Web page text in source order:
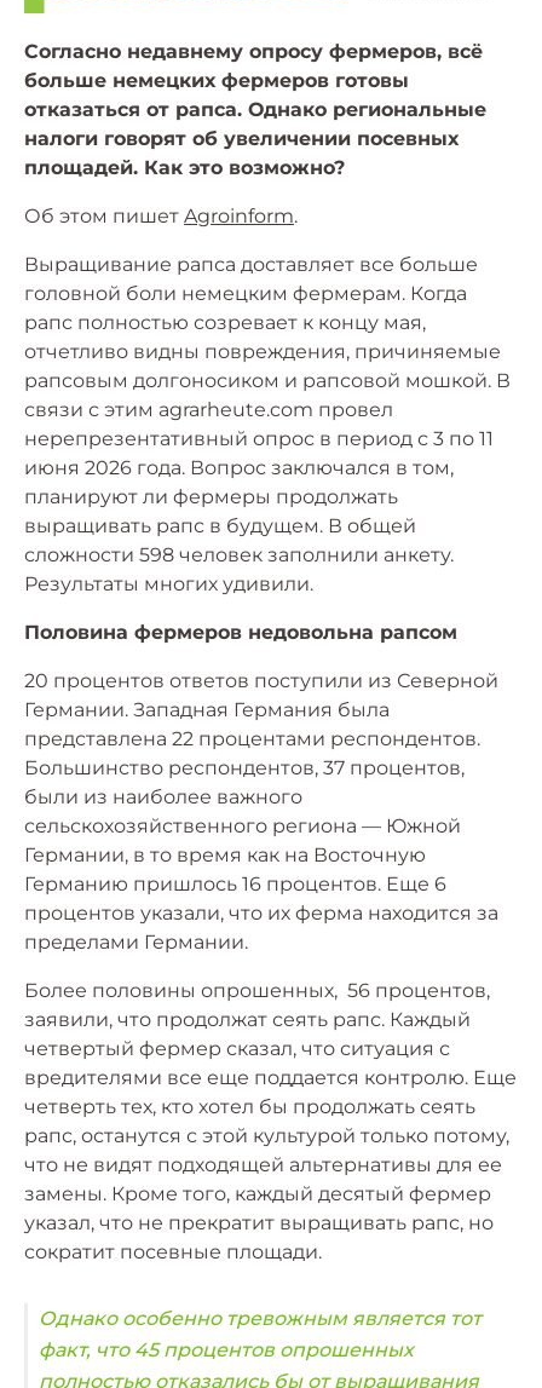
Согласно недавнему опросу фермеров, всё
больше немецких фермеров готовы
отказаться от рапса. Однако региональные
налоги говорят об увеличении посевных
площадей. Как это возможно?
Об этом пишет Agroinform.
Выращивание рапса доставляет все больше
головной боли немецким фермерам. Когда
рапс полностью созревает к концу мая,
отчетливо видны повреждения, причиняемые
рапсовым долгоносиком и рапсовой мошкой. В
связи с этим agrarheute.com провел
нерепрезентативный опрос в период с 3 по 11
июня 2026 года. Вопрос заключался в том,
планируют ли фермеры продолжать
выращивать рапс в будущем. В общей
сложности 598 человек заполнили анкету.
Результаты многих удивили.
Половина фермеров недовольна рапсом
20 процентов ответов поступили из Северной
Германии. Западная Германия была
представлена ​​22 процентами респондентов.
Большинство респондентов, 37 процентов,
были из наиболее важного
сельскохозяйственного региона — Южной
Германии, в то время как на Восточную
Германию пришлось 16 процентов. Еще 6
процентов указали, что их ферма находится за
пределами Германии.
Более половины опрошенных, 56 процентов,
заявили, что продолжат сеять рапс. Каждый
четвертый фермер сказал, что ситуация с
вредителями все еще поддается контролю. Еще
четверть тех, кто хотел бы продолжать сеять
рапс, останутся с этой культурой только потому,
что не видят подходящей альтернативы для ее
замены. Кроме того, каждый десятый фермер
указал, что не прекратит выращивать рапс, но
сократит посевные площади.
Однако особенно тревожным является тот
факт, что 45 процентов опрошенных
полностью отказались бы от выращивания